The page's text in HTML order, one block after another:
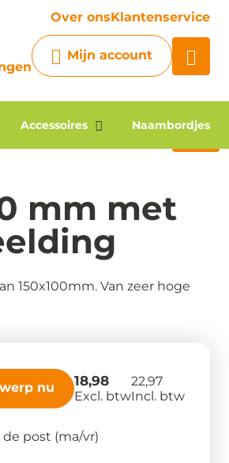
Over onsKlantenservice
Mijn account
Accessoires Naambordjes
24/7 met onze chatbot
mm met
150x100mm. Van zeer hoge
post (ma/vr)
22.00